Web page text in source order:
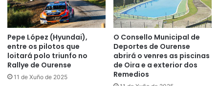
Pepe López (Hyundai),
entre os pilotos que
loitará polo triunfo no
Rallye de Ourense
11 de Xuño de 2025
O Consello Municipal de
Deportes de Ourense
abrirá o venres as piscinas
de Oira e a exterior dos
Remedios